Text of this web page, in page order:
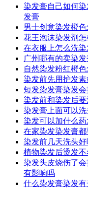
染发膏自己如何
发膏
男士创意染发橙
花王泡沫染发剂
在衣服上怎么洗染
广州哪有的卖染
自然染发粉红橙
染发前先用护发
短发染发膏染发
染发前和染发后
染发膏上面可以
染发可以加什么
在家染发染发膏
染发前几天洗头好
植物染发后烫发
染发头皮烧伤了
有影响吗
什么染发膏染发